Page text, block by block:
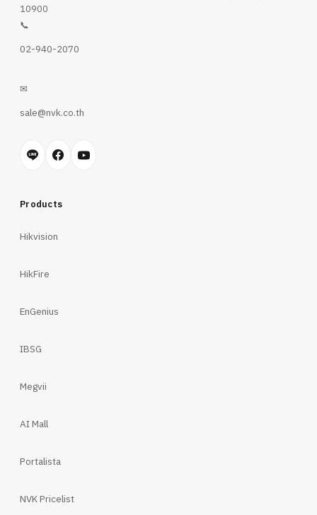
10900
📞
02-940-2070
✉
sale@nvk.co.th
Products
Hikvision
HikFire
EnGenius
IBSG
Megvii
AI Mall
Portalista
NVK Pricelist